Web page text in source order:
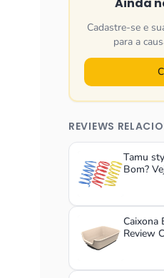
Cadastre-se e
para a
REVIEWS
Tamu
Bom?
Caixona
Review